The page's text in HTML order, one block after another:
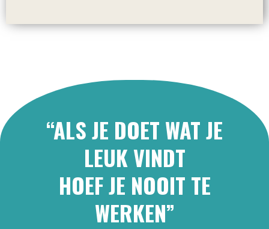
“ALS JE DOET WAT JE
LEUK VINDT
HOEF JE NOOIT TE
WERKEN”